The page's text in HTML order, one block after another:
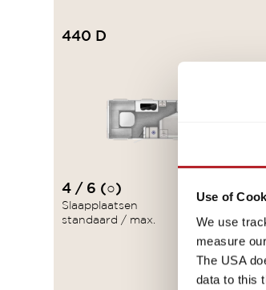
Use of
We use
measure
The USA
data to this
440 D
4 / 6 (○)
Slaapplaatsen
standaard / max.
a)